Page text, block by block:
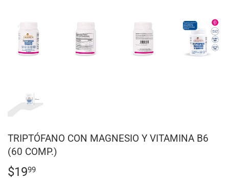
TRIPTÓFANO CON MAGNESIO Y VITAMINA B6
(60 COMP.)
$1999